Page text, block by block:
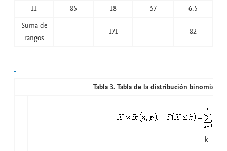
11
85 18 57
6.5
Suma de
rangos
171 82
Tabla 3. Tabla de la distribución binomial
k